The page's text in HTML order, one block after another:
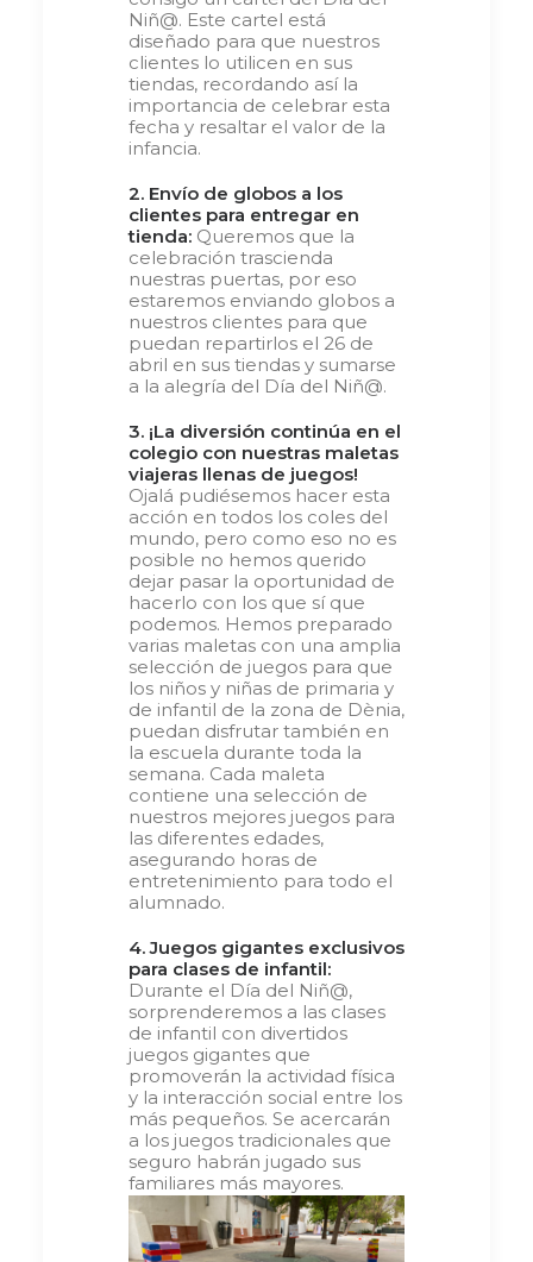
Niñ@. Este cartel está
diseñado para que nuestros
clientes lo utilicen en sus
tiendas, recordando así la
importancia de celebrar esta
fecha y resaltar el valor de la
infancia.
2. Envío de globos a los
clientes para entregar en
tienda: Queremos que la
celebración trascienda
nuestras puertas, por eso
estaremos enviando globos a
nuestros clientes para que
puedan repartirlos el 26 de
abril en sus tiendas y sumarse
a la alegría del Día del Niñ@.
3. ¡La diversión continúa en el
colegio con nuestras maletas
viajeras llenas de juegos!
Ojalá pudiésemos hacer esta
acción en todos los coles del
mundo, pero como eso no es
posible no hemos querido
dejar pasar la oportunidad de
hacerlo con los que sí que
podemos. Hemos preparado
varias maletas con una amplia
selección de juegos para que
los niños y niñas de primaria y
de infantil de la zona de Dènia,
puedan disfrutar también en
la escuela durante toda la
semana. Cada maleta
contiene una selección de
nuestros mejores juegos para
las diferentes edades,
asegurando horas de
entretenimiento para todo el
alumnado.
4. Juegos gigantes exclusivos
para clases de infantil:
Durante el Día del Niñ@,
sorprenderemos a las clases
de infantil con divertidos
juegos gigantes que
promoverán la actividad física
y la interacción social entre los
más pequeños. Se acercarán
a los juegos tradicionales que
seguro habrán jugado sus
familiares más mayores.